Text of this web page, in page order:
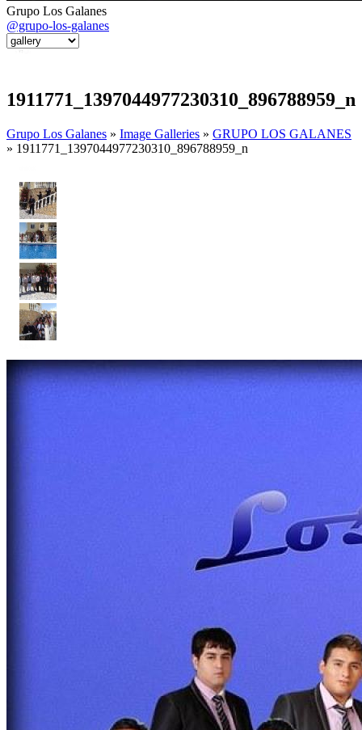
Grupo Los Galanes
@grupo-los-galanes
1911771_1397044977230310_896788959_n
Grupo Los Galanes » Image Galleries » GRUPO LOS GALANES
» 1911771_1397044977230310_896788959_n